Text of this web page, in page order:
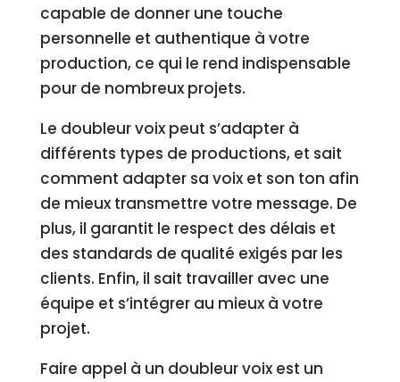
capable de donner une touche
personnelle et authentique à votre
production, ce qui le rend indispensable
pour de nombreux projets.
Le doubleur voix peut s’adapter à
différents types de productions, et sait
comment adapter sa voix et son ton afin
de mieux transmettre votre message. De
plus, il garantit le respect des délais et
des standards de qualité exigés par les
clients. Enfin, il sait travailler avec une
équipe et s’intégrer au mieux à votre
projet.
Faire appel à un doubleur voix est un